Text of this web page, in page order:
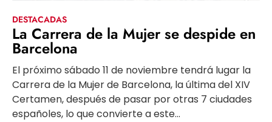
DESTACADAS
La Carrera de la Mujer se despide en
Barcelona
El próximo sábado 11 de noviembre tendrá lugar la
Carrera de la Mujer de Barcelona, la última del XIV
Certamen, después de pasar por otras 7 ciudades
españoles, lo que convierte a este...